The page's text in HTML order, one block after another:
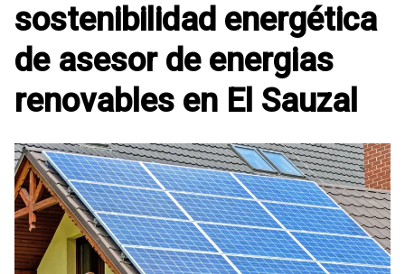
sostenibilidad energética
de asesor de energias
renovables en El Sauzal